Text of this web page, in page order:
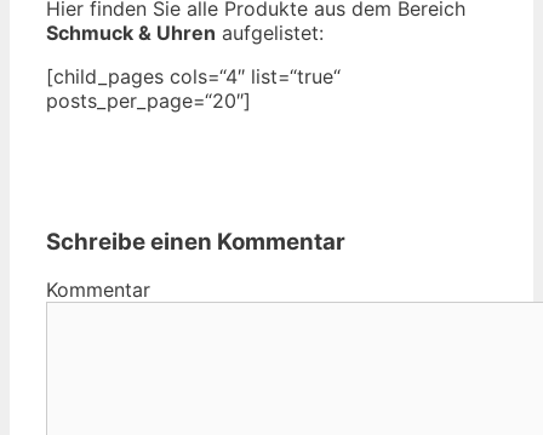
Hier finden Sie alle Produkte aus dem Bereich
Schmuck & Uhren aufgelistet:
[child_pages cols=“4″ list=“true“
posts_per_page=“20″]
Schreibe einen Kommentar
Kommentar